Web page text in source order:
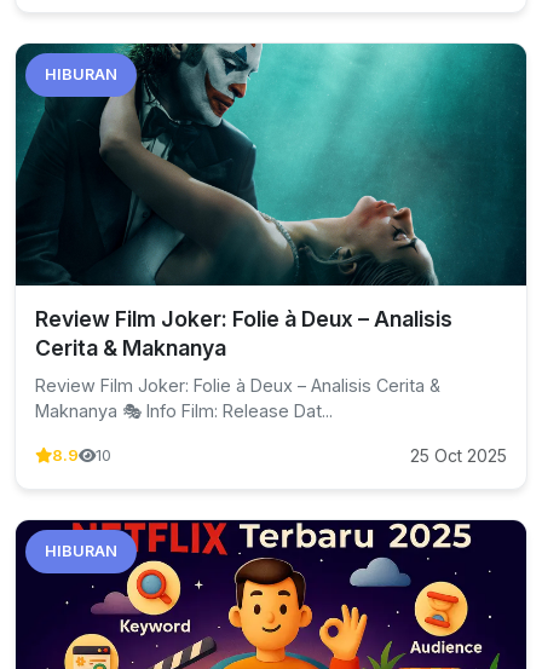
HIBURAN
Review Film Joker: Folie à Deux – Analisis
Cerita & Maknanya
Review Film Joker: Folie à Deux – Analisis Cerita &
Maknanya 🎭 Info Film: Release Dat...
8.9 10 25 Oct 2025
HIBURAN